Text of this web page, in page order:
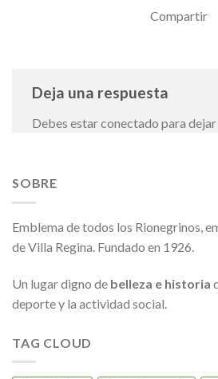
Compartir
Deja una respuesta
Debes estar conectado para dejar
SOBRE
Emblema de todos los Rionegrinos,
de Villa Regina. Fundado en 1926.
Un lugar digno de belleza e historia
deporte y la actividad social.
TAG CLOUD